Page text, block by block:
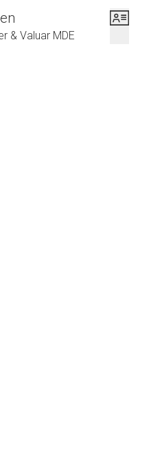
ejer af denne fantastisk
& Valuar MDE